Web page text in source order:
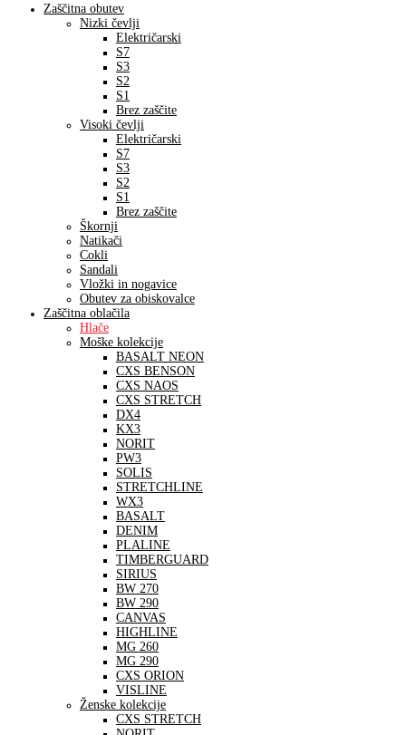
Zaščitna obutev
Nizki čevlji
Električarski
S7
S3
S2
S1
Brez zaščite
Visoki čevlji
Električarski
S7
S3
S2
S1
Brez zaščite
Škornji
Natikači
Cokli
Sandali
Vložki in nogavice
Obutev za obiskovalce
Zaščitna oblačila
Hlače
Moške kolekcije
BASALT NEON
CXS BENSON
CXS NAOS
CXS STRETCH
DX4
KX3
NORIT
PW3
SOLIS
STRETCHLINE
WX3
BASALT
DENIM
PLALINE
TIMBERGUARD
SIRIUS
BW 270
BW 290
CANVAS
HIGHLINE
MG 260
MG 290
CXS ORION
VISLINE
Ženske kolekcije
CXS STRETCH